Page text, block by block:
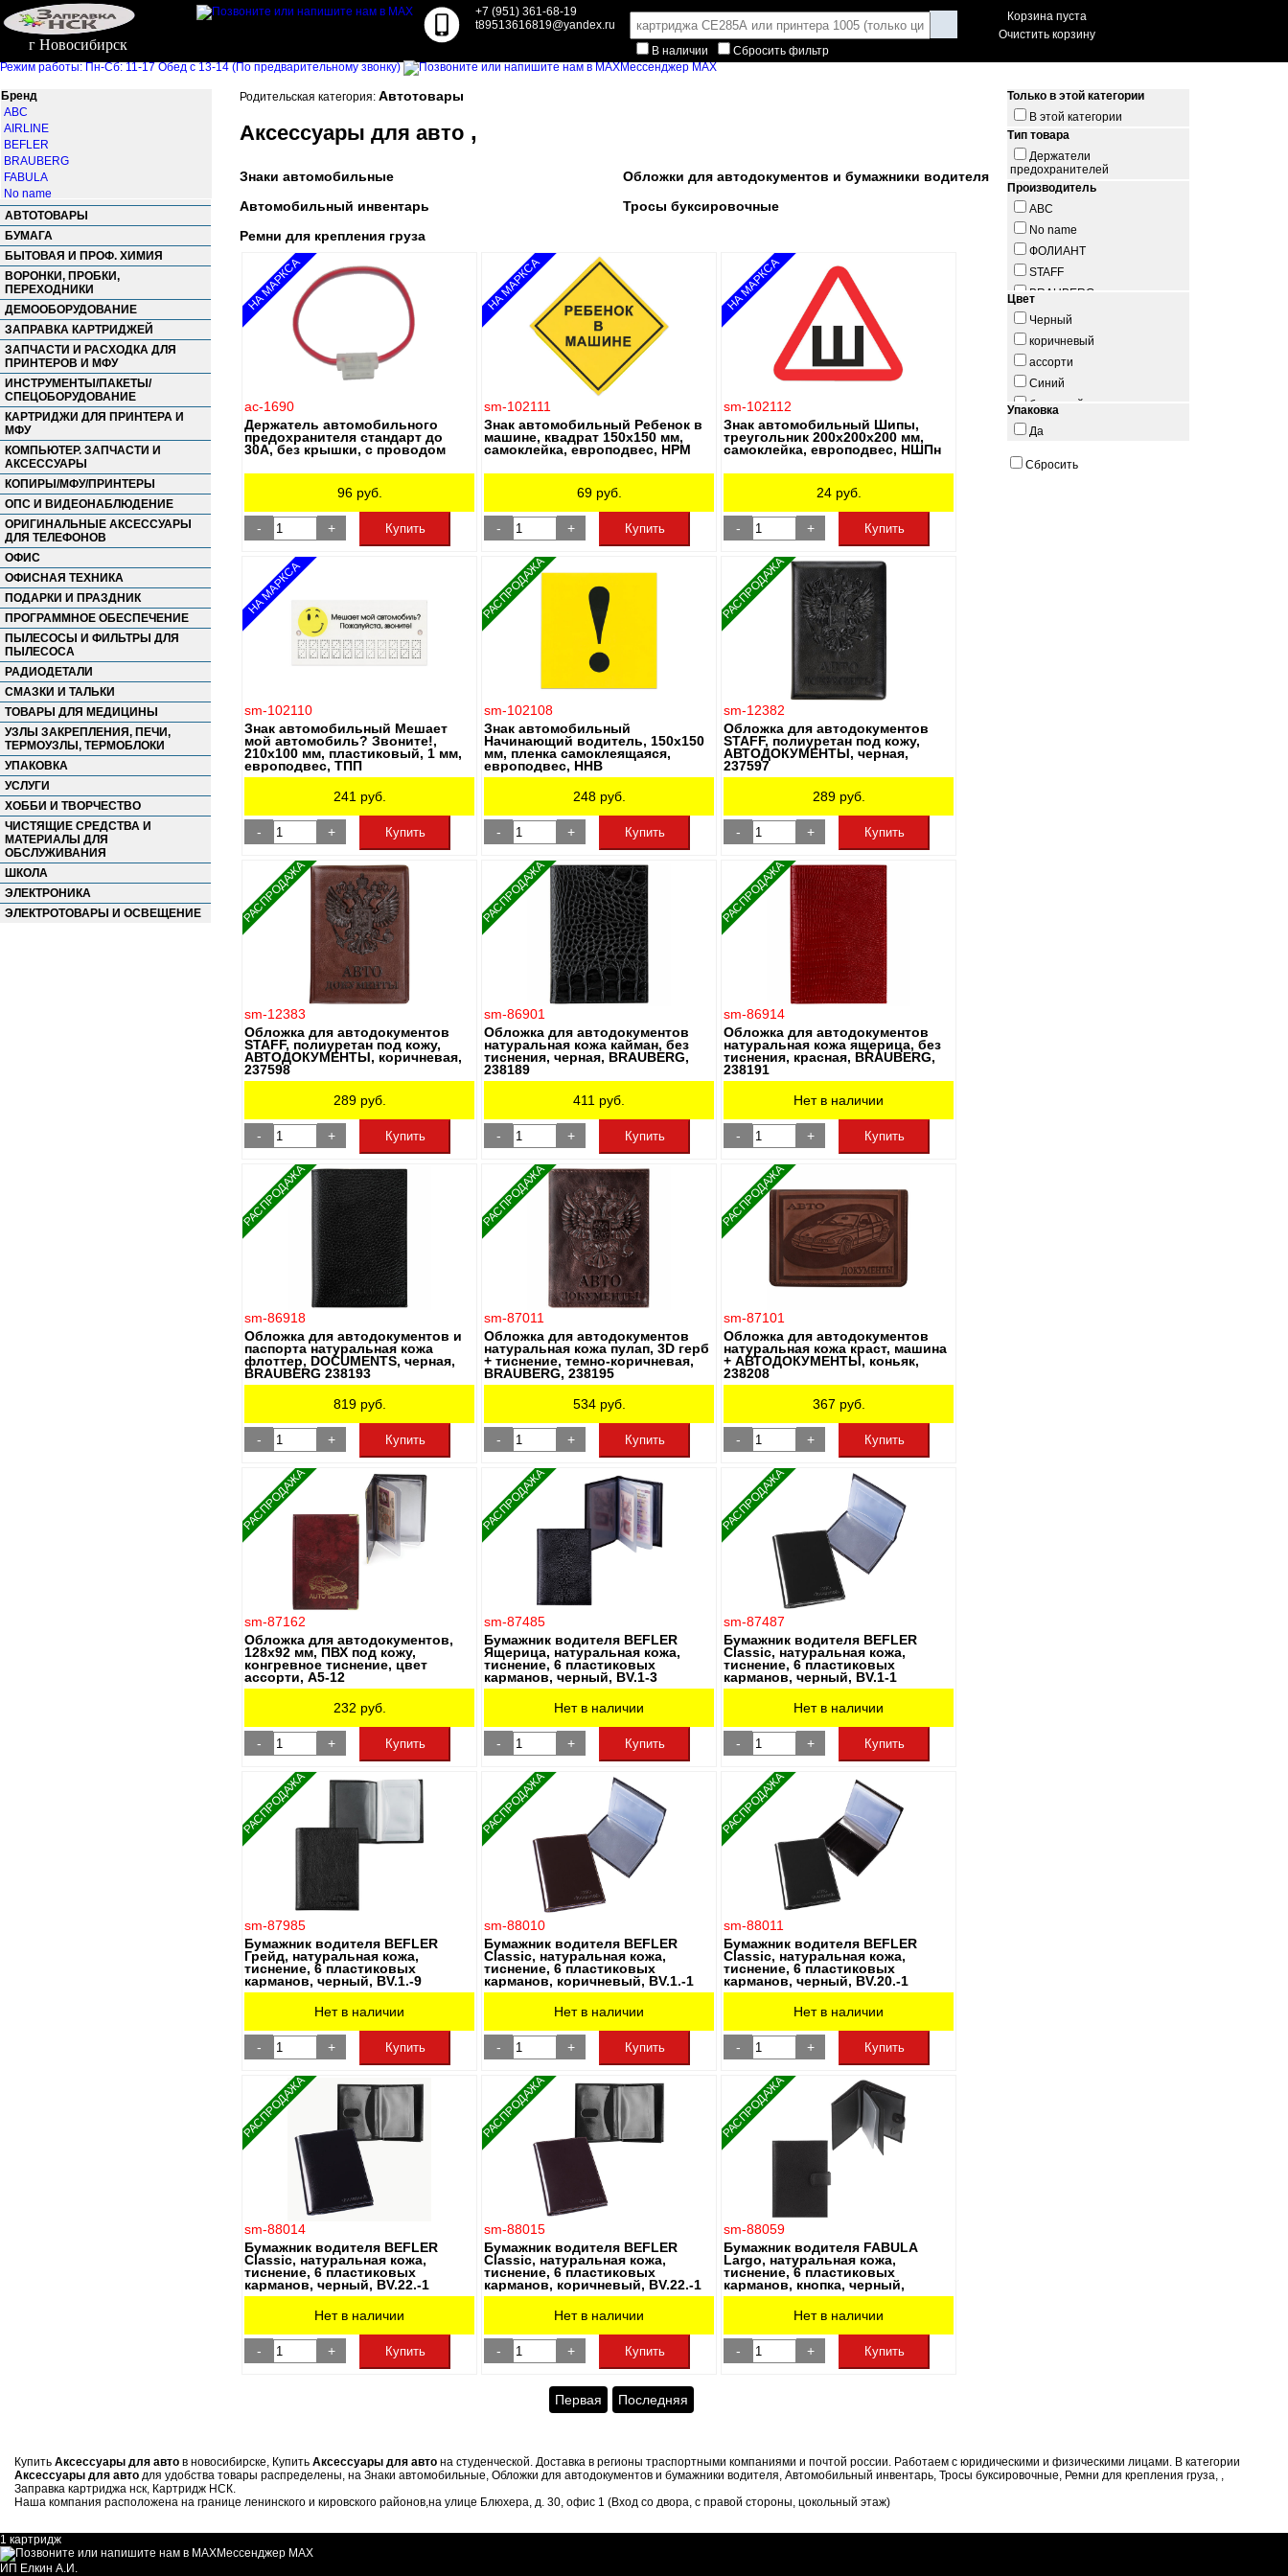
г Новосибирск
+7 (951) 361-68-19
t89513616819@yandex.ru
В наличии
Сбросить фильтр
Корзина пуста
Очистить корзину
Режим работы: Пн-Сб: 11-17 Обед с 13-14 (По предварительному звонку) Мессенджер MAX
Бренд
ABC
AIRLINE
BEFLER
BRAUBERG
FABULA
No name
STAFF
ТОП-СПИН
ФОЛИАНТ
ФЭСТ
АВТОТОВАРЫ
БУМАГА
БЫТОВАЯ И ПРОФ. ХИМИЯ
ВОРОНКИ, ПРОБКИ,
ПЕРЕХОДНИКИ
ДЕМООБОРУДОВАНИЕ
ЗАПРАВКА КАРТРИДЖЕЙ
ЗАПЧАСТИ И РАСХОДКА ДЛЯ
ПРИНТЕРОВ И МФУ
ИНСТРУМЕНТЫ/ПАКЕТЫ/
СПЕЦОБОРУДОВАНИЕ
КАРТРИДЖИ ДЛЯ ПРИНТЕРА И
МФУ
КОМПЬЮТЕР. ЗАПЧАСТИ И
АКСЕССУАРЫ
КОПИРЫ/МФУ/ПРИНТЕРЫ
ОПС И ВИДЕОНАБЛЮДЕНИЕ
ОРИГИНАЛЬНЫЕ АКСЕССУАРЫ
ДЛЯ ТЕЛЕФОНОВ
ОФИС
ОФИСНАЯ ТЕХНИКА
ПОДАРКИ И ПРАЗДНИК
ПРОГРАММНОЕ ОБЕСПЕЧЕНИЕ
ПЫЛЕСОСЫ И ФИЛЬТРЫ ДЛЯ
ПЫЛЕСОСА
РАДИОДЕТАЛИ
СМАЗКИ И ТАЛЬКИ
ТОВАРЫ ДЛЯ МЕДИЦИНЫ
УЗЛЫ ЗАКРЕПЛЕНИЯ, ПЕЧИ,
ТЕРМОУЗЛЫ, ТЕРМОБЛОКИ
УПАКОВКА
УСЛУГИ
ХОББИ И ТВОРЧЕСТВО
ЧИСТЯЩИЕ СРЕДСТВА И
МАТЕРИАЛЫ ДЛЯ
ОБСЛУЖИВАНИЯ
ШКОЛА
ЭЛЕКТРОНИКА
ЭЛЕКТРОТОВАРЫ И ОСВЕЩЕНИЕ
Родительская категория: Автотовары
Аксессуары для авто ,
Знаки автомобильные
Обложки для автодокументов и бумажники водителя
Автомобильный инвентарь
Тросы буксировочные
Ремни для крепления груза
НА МАРКСА
ac-1690
Держатель автомобильного
предохранителя стандарт до
30A, без крышки, с проводом
96руб.
- + Купить
НА МАРКСА
sm-102111
Знак автомобильный Ребенок в
машине, квадрат 150х150 мм,
самоклейка, европодвес, НРМ
69руб.
- + Купить
НА МАРКСА
sm-102112
Знак автомобильный Шипы,
треугольник 200х200х200 мм,
самоклейка, европодвес, НШПн
24руб.
- + Купить
НА МАРКСА
sm-102110
Знак автомобильный Мешает
мой автомобиль? Звоните!,
210х100 мм, пластиковый, 1 мм,
европодвес, ТПП
241 руб.
- + Купить
РАСПРОДАЖА
sm-102108
Знак автомобильный
Начинающий водитель, 150х150
мм, пленка самоклеящаяся,
европодвес, ННВ
248руб.
- + Купить
РАСПРОДАЖА
sm-12382
Обложка для автодокументов
STAFF, полиуретан под кожу,
АВТОДОКУМЕНТЫ, черная,
237597
289руб.
- + Купить
РАСПРОДАЖА
sm-12383
Обложка для автодокументов
STAFF, полиуретан под кожу,
АВТОДОКУМЕНТЫ, коричневая,
237598
289руб.
- + Купить
РАСПРОДАЖА
sm-86901
Обложка для автодокументов
натуральная кожа кайман, без
тиснения, черная, BRAUBERG,
238189
411 руб.
- + Купить
РАСПРОДАЖА
sm-86914
Обложка для автодокументов
натуральная кожа ящерица, без
тиснения, красная, BRAUBERG,
238191
Нет в наличии
- + Купить
РАСПРОДАЖА
sm-86918
Обложка для автодокументов и
паспорта натуральная кожа
флоттер, DOCUMENTS, черная,
BRAUBERG 238193
819руб.
- + Купить
РАСПРОДАЖА
sm-87011
Обложка для автодокументов
натуральная кожа пулап, 3D герб
+ тиснение, темно-коричневая,
BRAUBERG, 238195
534руб.
- + Купить
РАСПРОДАЖА
sm-87101
Обложка для автодокументов
натуральная кожа краст, машина
+ АВТОДОКУМЕНТЫ, коньяк,
238208
367 руб.
- + Купить
РАСПРОДАЖА
sm-87162
Обложка для автодокументов,
128х92 мм, ПВХ под кожу,
конгревное тиснение, цвет
ассорти, А5-12
232 руб.
- + Купить
РАСПРОДАЖА
sm-87485
Бумажник водителя BEFLER
Ящерица, натуральная кожа,
тиснение, 6 пластиковых
карманов, черный, BV.1-3
Нет в наличии
- + Купить
РАСПРОДАЖА
sm-87487
Бумажник водителя BEFLER
Classic, натуральная кожа,
тиснение, 6 пластиковых
карманов, черный, BV.1-1
Нет в наличии
- + Купить
РАСПРОДАЖА
sm-87985
Бумажник водителя BEFLER
Грейд, натуральная кожа,
тиснение, 6 пластиковых
карманов, черный, BV.1.-9
Нет в наличии
- + Купить
РАСПРОДАЖА
sm-88010
Бумажник водителя BEFLER
Classic, натуральная кожа,
тиснение, 6 пластиковых
карманов, коричневый, BV.1.-1
Нет в наличии
- + Купить
РАСПРОДАЖА
sm-88011
Бумажник водителя BEFLER
Classic, натуральная кожа,
тиснение, 6 пластиковых
карманов, черный, BV.20.-1
Нет в наличии
- + Купить
РАСПРОДАЖА
sm-88014
Бумажник водителя BEFLER
Classic, натуральная кожа,
тиснение, 6 пластиковых
карманов, черный, BV.22.-1
Нет в наличии
- + Купить
РАСПРОДАЖА
sm-88015
Бумажник водителя BEFLER
Classic, натуральная кожа,
тиснение, 6 пластиковых
карманов, коричневый, BV.22.-1
Нет в наличии
- + Купить
РАСПРОДАЖА
sm-88059
Бумажник водителя FABULA
Largo, натуральная кожа,
тиснение, 6 пластиковых
карманов, кнопка, черный,
BV.8.LG
Нет в наличии
- + Купить
Первая Последняя
Только в этой категории
В этой категории
Тип товара
Держатели
предохранителей
Производитель
ABC
No name
ФОЛИАНТ
STAFF
BRAUBERG
ТОП-СПИН
BEFLER
FABULA
ФЭСТ
AIRLINE
Цвет
Черный
коричневый
ассорти
Синий
бордовый
Упаковка
Да
Сбросить
Купить Аксессуары для авто в новосибирске, Купить Аксессуары для авто на студенческой. Доставка в регионы траспортными компаниями и почтой россии. Работаем с юридическими и физическими лицами. В категории
Аксессуары для авто для удобства товары распределены, на Знаки автомобильные, Обложки для автодокументов и бумажники водителя, Автомобильный инвентарь, Тросы буксировочные, Ремни для крепления груза, ,
Заправка картриджа нск, Картридж НСК.
Наша компания расположена на границе ленинского и кировского районов,на улице Блюхера, д. 30, офис 1 (Вход со двора, с правой стороны, цокольный этаж)
1 картридж
Мессенджер MAX
ИП Елкин А.И.